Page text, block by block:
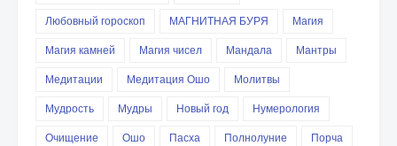
Любовный гороскоп
МАГНИТНАЯ БУРЯ
Магия
Магия камней
Магия чисел Мандала
Мантры
Медитации
Медитация Ошо
Молитвы
Мудрость
Мудры Новый год
Нумерология
Очищение
Ошо Пасха Полнолуние
Порча